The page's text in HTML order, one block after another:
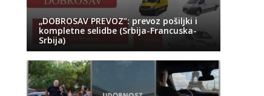
„DOBROSAV PREVOZ“: prevoz pošiljki i
kompletne selidbe (Srbija-Francuska-
Srbija)